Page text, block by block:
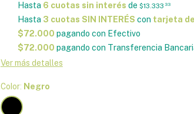
Hasta 6 cuotas sin interés de $13.333 33
Hasta 3 cuotas SIN INTERÉS con tarjeta de
$72.000 pagando con Efectivo
$72.000 pagando con Transferencia
Ver más detalles
Color: Negro